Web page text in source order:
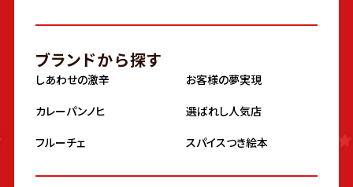
ブランドから探す
しあわせの激辛
お客様の夢実現
カレーパンノヒ
選ばれし人気店
フルーチェ
スパイスつき絵本